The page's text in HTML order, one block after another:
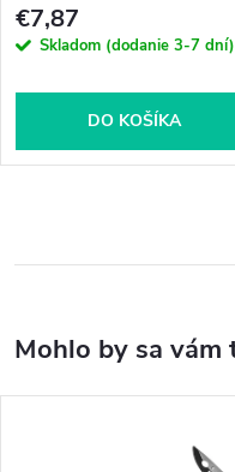
€7,87
Skladom (dodanie 3-7 dní)
DO KOŠÍKA